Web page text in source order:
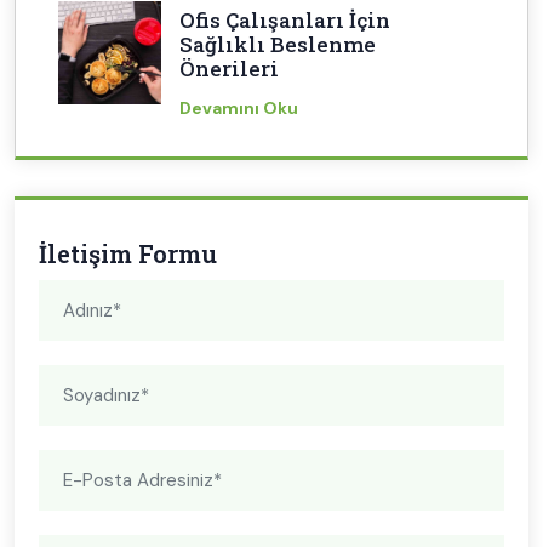
Ofis Çalışanları İçin
Sağlıklı Beslenme
Önerileri
Devamını Oku
İletişim Formu